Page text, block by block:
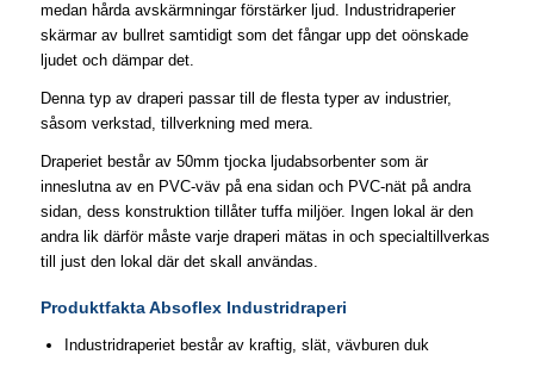
medan hårda avskärmningar förstärker ljud. Industridraperier
skärmar av bullret samtidigt som det fångar upp det oönskade
ljudet och dämpar det.​
Denna typ av draperi passar till de flesta typer av industrier,
såsom verkstad, tillverkning med mera.​
Draperiet består av 50mm tjocka ljudabsorbenter som är
inneslutna av en PVC-väv på ena sidan och PVC-nät på andra
sidan, dess konstruktion tillåter tuffa miljöer. Ingen lokal är den
andra lik därför måste varje draperi mätas in och specialtillverkas
till just den lokal där det skall användas.​
Produktfakta Absoflex Industridraperi
Industridraperiet består av kraftig, slät, vävburen duk